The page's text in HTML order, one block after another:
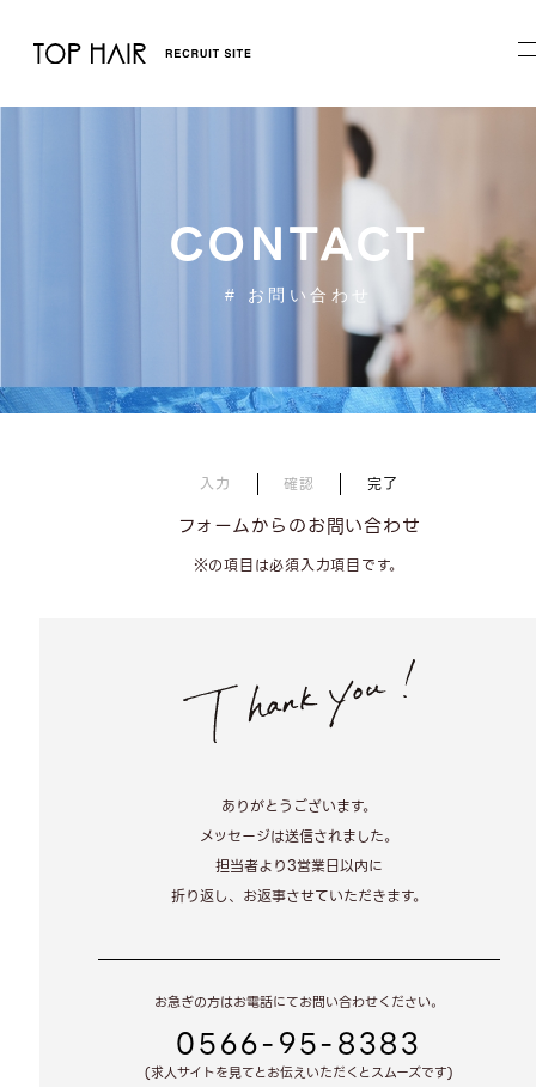
CONTACT
# お問い合わせ
入力 確認 完了
フォームからのお問い合わせ
※の項目は必須入力項目です。
ありがとうございます。
メッセージは送信されました。
担当者より3営業日以内に
折り返し、お返事させていただきます。
お急ぎの方はお電話にてお問い合わせください。
0566-95-8383
(求人サイトを見てとお伝えいただくとスムーズです)